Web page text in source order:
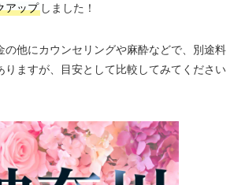
アップしました！
の他にカウンセリングや麻酔などで、別途料
りますが、目安として比較してみてください